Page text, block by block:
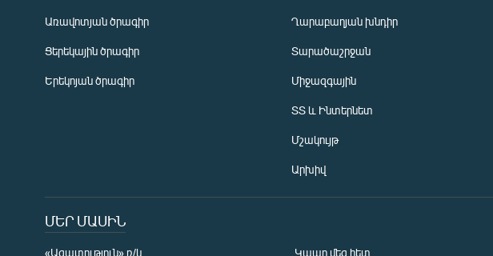
Առավոտյան ծրագիր
Ցերեկային ծրագիր
Երեկոյան ծրագիր
Ղարաբաղյան խնդիր
Տարածաշրջան
Միջազգային
ՏՏ և Ինտերնետ
Մշակույթ
Արխիվ
ՄԵՐ ՄԱՍԻՆ
«Ազատություն» ռ/կ Կապը մեզ հետ